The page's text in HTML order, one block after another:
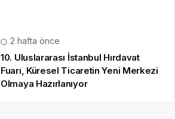
2 hafta önce
10. Uluslararası İstanbul Hırdavat
Fuarı, Küresel Ticaretin Yeni Merkezi
Olmaya Hazırlanıyor